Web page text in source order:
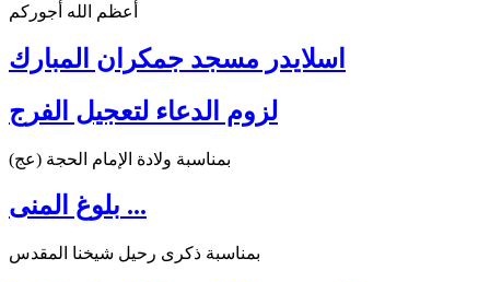
أعظم الله أجوركم
اسلايدر مسجد جمكران المبارك
لزوم الدعاء لتعجيل الفرج
بمناسبة ولادة الإمام الحجة (عج)
بلوغ المنى ...
بمناسبة ذكرى رحيل شيخنا المقدس